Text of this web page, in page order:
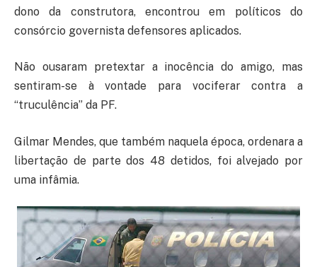
dono da construtora, encontrou em políticos do
consórcio governista defensores aplicados.
Não ousaram pretextar a inocência do amigo, mas
sentiram-se à vontade para vociferar contra a
“truculência” da PF.
Gilmar Mendes, que também naquela época, ordenara a
libertação de parte dos 48 detidos, foi alvejado por
uma infâmia.